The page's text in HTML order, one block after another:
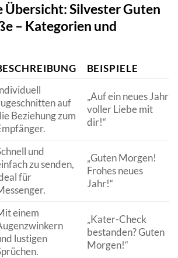
Übersicht: Silvester Guten
– Kategorien und
BEISPIELE
auf
Beziehung zum
„Auf ein neues Jahr
voller Liebe mit
dir!“
und
zu senden,
für
„Guten Morgen!
Frohes neues
Jahr!“
einem
lustigen
„Kater-Check
bestanden? Guten
Morgen!“